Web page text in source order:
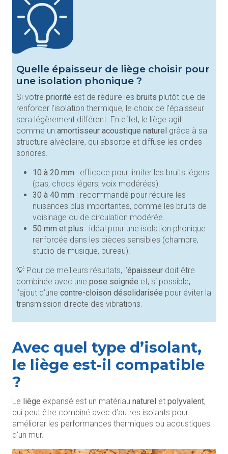
Quelle épaisseur de liège choisir pour
une isolation phonique ?
Si votre priorité est de réduire les bruits plutôt que de
renforcer l’isolation thermique, le choix de l’épaisseur
sera légèrement différent. En effet, le liège agit
comme un amortisseur acoustique naturel grâce à sa
structure alvéolaire, qui absorbe et diffuse les ondes
sonores.
10 à 20 mm : efficace pour limiter les bruits légers
(pas, chocs légers, voix modérées).
30 à 40 mm : recommandé pour réduire les
nuisances plus importantes, comme les bruits de
voisinage ou de circulation modérée.
50 mm et plus : idéal pour une isolation phonique
renforcée dans les pièces sensibles (chambre,
studio de musique, bureau).
💡 Pour de meilleurs résultats, l’épaisseur doit être
combinée avec une pose soignée et, si possible,
l’ajout d’une contre-cloison désolidarisée pour éviter la
transmission directe des vibrations.
Avec quel type d’isolant,
le liège est-il compatible
?
Le liège expansé est un matériau naturel et polyvalent,
qui peut être combiné avec d’autres isolants pour
améliorer les performances thermiques ou acoustiques
d’un mur.